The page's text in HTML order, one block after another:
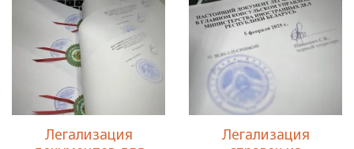
Легализация
Легализация